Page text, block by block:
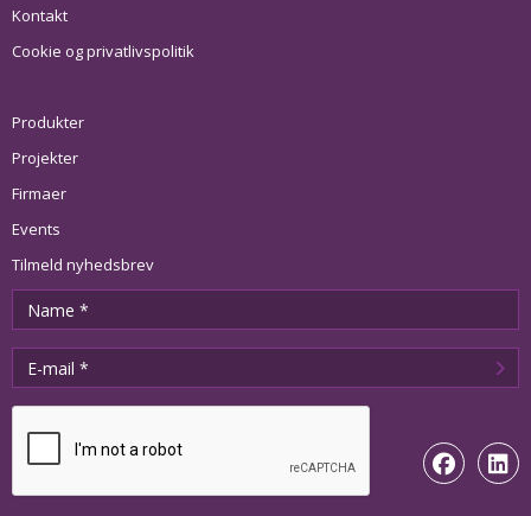
Kontakt
Cookie og privatlivspolitik
Produkter
Projekter
Firmaer
Events
Tilmeld nyhedsbrev